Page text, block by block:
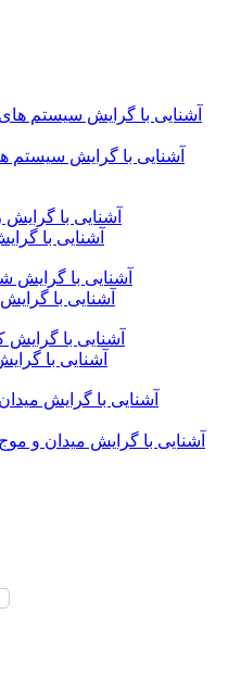
آشنایی با گرایش سیستم
آشنایی با
آشنایی با
آشنایی با
آشنایی با گرایش میدان و